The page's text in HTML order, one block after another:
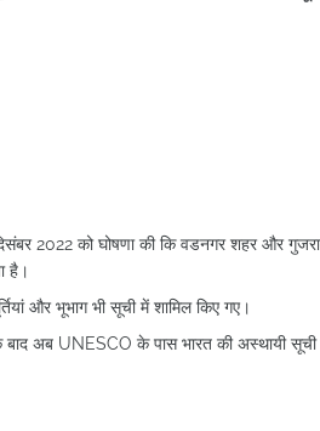
2022 को घोषणा की कि वडनगर शहर और
है।
और भूभाग भी सूची में शामिल किए गए।
अब UNESCO के पास भारत की अस्थायी सूची